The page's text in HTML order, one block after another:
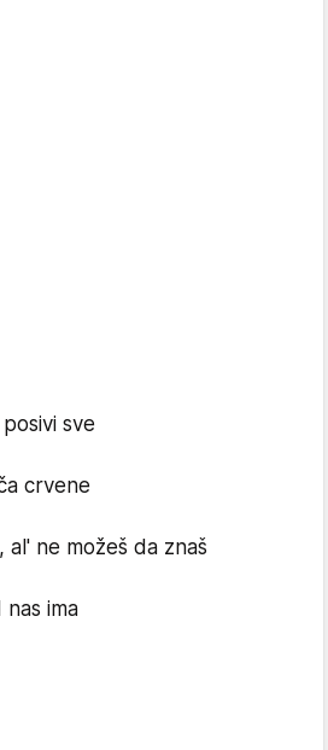
sve
crvene
al' ne možeš da znaš
ima